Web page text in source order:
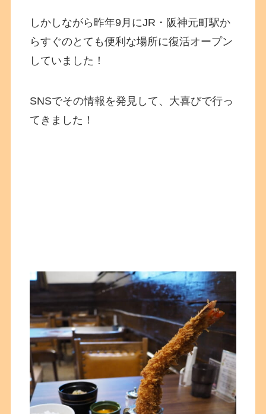
しかしながら昨年9月にJR・阪神元町駅か
らすぐのとても便利な場所に復活オープン
していました！
SNSでその情報を発見して、大喜びで行っ
てきました！